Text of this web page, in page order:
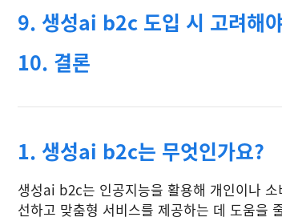
9. 생성ai b2c 도입 시 고려해
10. 결론
1. 생성ai b2c는 무엇인가요?
생성ai b2c는 인공지능을 활용해 개인이나
선하고 맞춤형 서비스를 제공하는 데 도움을